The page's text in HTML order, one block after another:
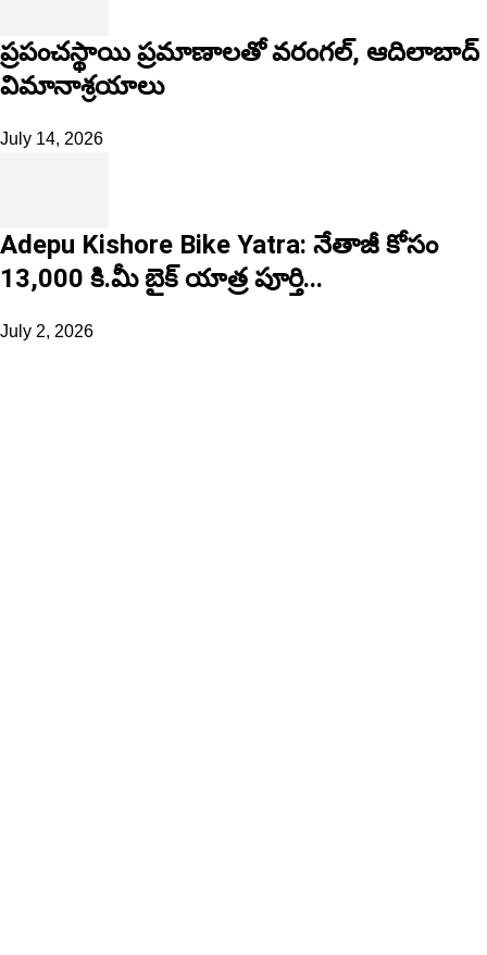
ప్రపంచస్థాయి ప్రమాణాలతో వరంగల్, ఆదిలాబాద్
విమానాశ్రయాలు
July 14, 2026
Adepu Kishore Bike Yatra: నేతాజీ కోసం
13,000 కి.మీ బైక్ యాత్ర పూర్తి...
July 2, 2026